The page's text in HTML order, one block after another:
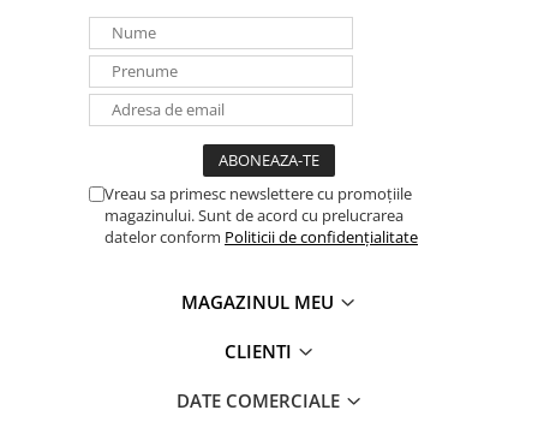
Cabinete baterii
Acumulatori UPS
Drumetii / Camping
Frigidere portabile
Panouri portabile
Statii energie portabile
Intrerupatoare si prize
Vreau sa primesc newslettere cu promoțiile
magazinului. Sunt de acord cu prelucrarea
datelor conform Politicii de confidențialitate
MAGAZINUL MEU
CLIENTI
DATE COMERCIALE